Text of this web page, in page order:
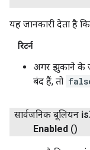
यह जानकारी देता है
रिटर्न
अगर झुकाने के
बंद हैं, तो
सार्वजनिक बूलियन is
Enabled ()